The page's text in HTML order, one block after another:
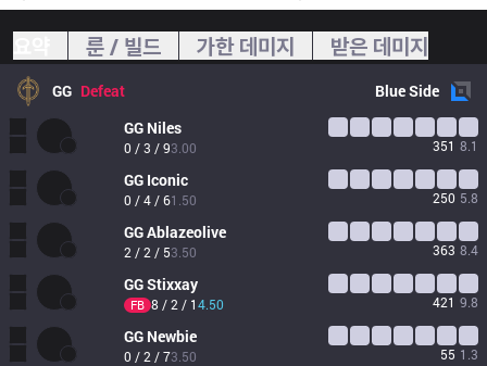
룬 / 빌드 가한 데미지 받은 데미지
GG Defeat BlueSide
GG Niles
0 / 3 / 93.00 351 8.1
GG Iconic
0 / 4 / 61.50 250 5.8
GGAblazeolive
2 / 2 / 53.50 363 8.4
GGStixxay
FB 8 / 2 / 14.50 421 9.8
GG Newbie
0 / 2 / 73.50 55 1.3